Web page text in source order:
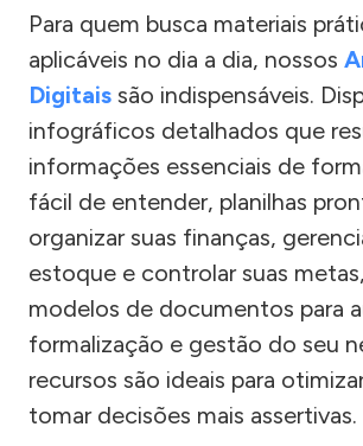
Para quem busca materiais
aplicáveis no dia a dia, nossos
Digitais são indispensáveis.
infográficos detalhados que
informações essenciais de
fácil de entender, planilhas
organizar suas finanças,
estoque e controlar suas
modelos de documentos para
formalização e gestão do seu
recursos são ideais para
tomar decisões mais assertivas.